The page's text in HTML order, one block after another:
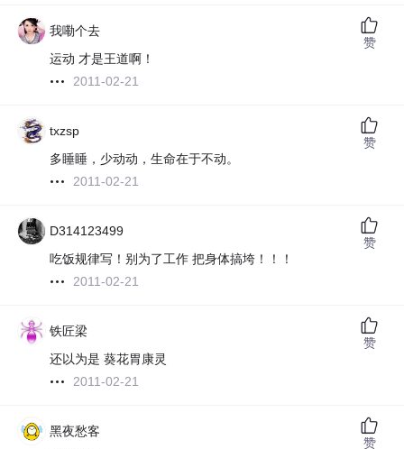
我嘞个去
运动 才是王道啊！
2011-02-21
赞
txzsp
多睡睡，少动动，生命在于不动。
2011-02-21
赞
D314123499
吃饭规律写！别为了工作 把身体搞垮！！！
2011-02-21
赞
铁匠梁
还以为是 葵花胃康灵
2011-02-21
赞
黑夜愁客
赞